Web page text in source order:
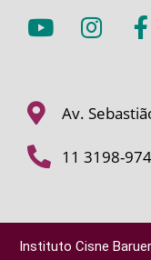
Av.
11 3198-
Instituto Cisne